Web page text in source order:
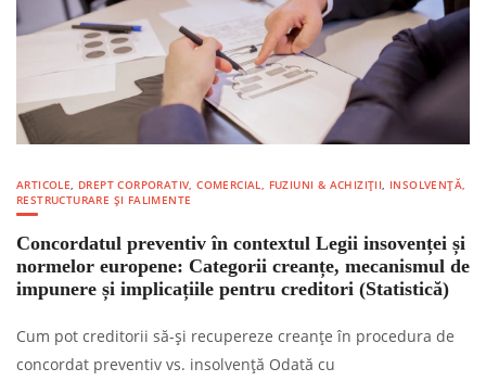
ARTICOLE, DREPT CORPORATIV, COMERCIAL, FUZIUNI & ACHIZIȚII, INSOLVENȚĂ,
RESTRUCTURARE ȘI FALIMENTE
Concordatul preventiv în contextul Legii insovenței și
normelor europene: Categorii creanțe, mecanismul de
impunere și implicațiile pentru creditori (Statistică)
Cum pot creditorii să-și recupereze creanțe în procedura de
concordat preventiv vs. insolvență Odată cu